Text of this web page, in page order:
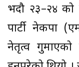
भदौ २३–२४ को
पार्टी नेकपा
नेतृत्व गुमाएको